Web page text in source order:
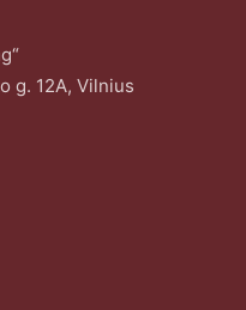
g. 12A, Vilnius